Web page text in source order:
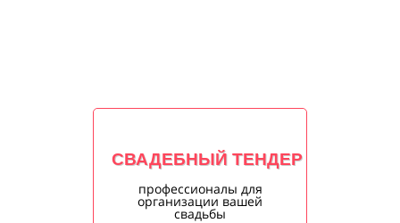
СВАДЕБНЫЙ ТЕНДЕР
профессионалы для
организации вашей
свадьбы